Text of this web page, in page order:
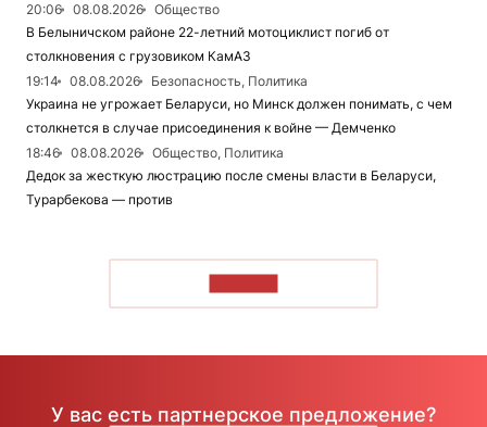
20:06
08.08.2026
Общество
В Белыничском районе 22-летний мотоциклист погиб от
столкновения с грузовиком КамАЗ
19:14
08.08.2026
Безопасность, Политика
Украина не угрожает Беларуси, но Минск должен понимать, с чем
столкнется в случае присоединения к войне — Демченко
18:46
08.08.2026
Общество, Политика
Дедок за жесткую люстрацию после смены власти в Беларуси,
Турарбекова — против
У вас есть партнерское предложение?